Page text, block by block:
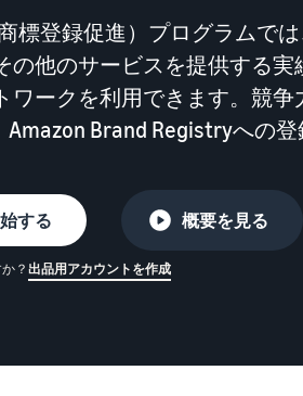
ページを見つける よくある質
ラム費用を確認
ページを見つける よくある質
ビス
ページを見つける よくある質
標登録促進）プログラムで
の他のサービスを提供する
ワークを利用できます。競
Amazon Brand Registryへの
する 概要を見る
？ 出品用アカウントを作成